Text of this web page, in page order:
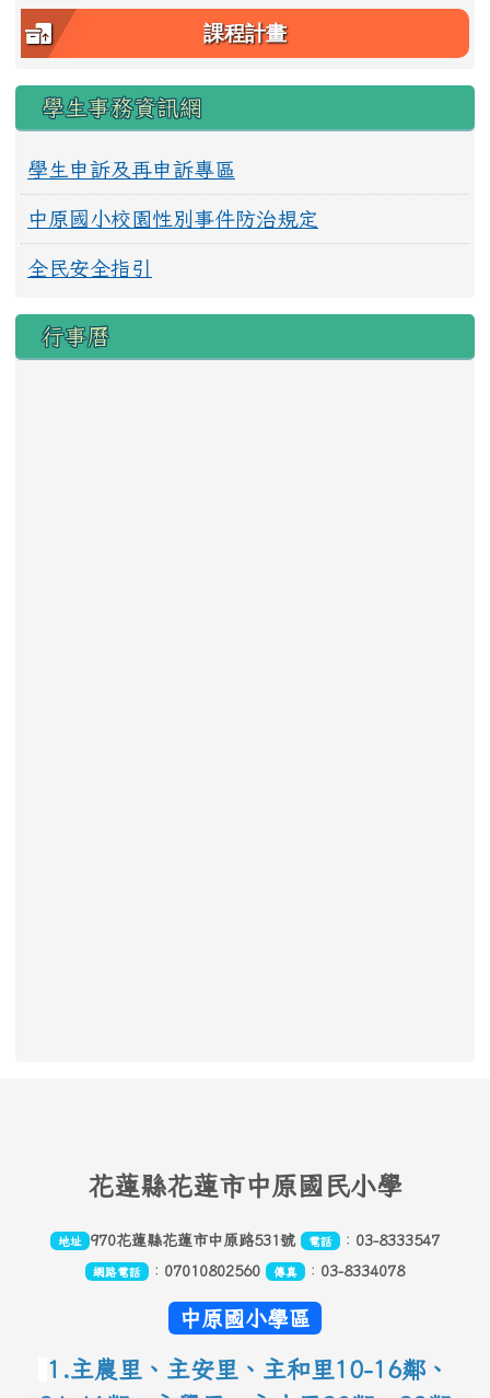
課程計畫
學生事務資訊網
學生申訴及再申訴專區
中原國小校園性別事件防治規定
全民安全指引
行事曆
花蓮縣花蓮市中原國民小學
地址 970花蓮縣花蓮市中原路531號 電話 ： 03-8333547
網路電話 ： 07010802560 傳真 ： 03-8334078
中原國小學區
1.主農里、主安里、主和里10-16鄰 、